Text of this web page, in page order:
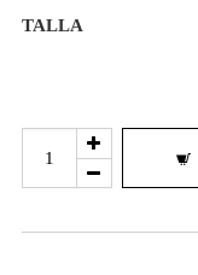
TALLA
ROYALE